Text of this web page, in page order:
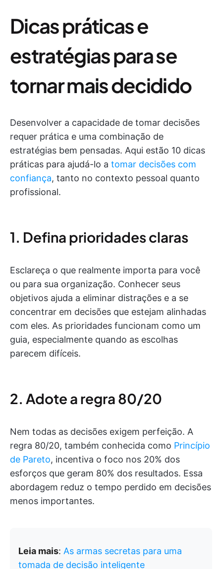
Dicas práticas e
estratégias para se
tornar mais decidido
Desenvolver a capacidade de tomar decisões
requer prática e uma combinação de
estratégias bem pensadas. Aqui estão 10 dicas
práticas para ajudá-lo a tomar decisões com
confiança, tanto no contexto pessoal quanto
profissional.
1. Defina prioridades claras
Esclareça o que realmente importa para você
ou para sua organização. Conhecer seus
objetivos ajuda a eliminar distrações e a se
concentrar em decisões que estejam alinhadas
com eles. As prioridades funcionam como um
guia, especialmente quando as escolhas
parecem difíceis.
2. Adote a regra 80/20
Nem todas as decisões exigem perfeição. A
regra 80/20, também conhecida como Princípio
de Pareto, incentiva o foco nos 20% dos
esforços que geram 80% dos resultados. Essa
abordagem reduz o tempo perdido em decisões
menos importantes.
Leia mais: As armas secretas para uma
tomada de decisão inteligente